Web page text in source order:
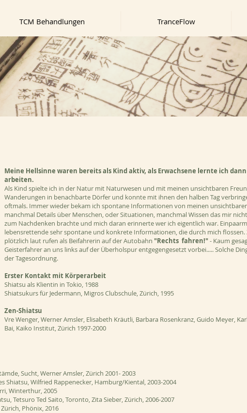
TCM Behandlungen TranceFlow
Meine Hellsinne waren bereits als Kind aktiv, als Erwachsene lernte ich
arbeiten.
Als Kind spielte ich in der Natur mit Naturwesen und mit meinen unsichtbaren
Wanderungen in benachbarte Dörfer und konnte mit ihnen den halben Tag
oftmals. Immer wieder bekam ich spontane Informationen von meinen
manchmal Details über Menschen, oderSituationen, manchmal Wissen das mir
zum Nachdenken brachte und mich daran erinnerte wer ich eigentlich war.
lebensrettende sehr spontane und konkrete Informationen, die durch mich flossen.
plötzlich laut rufen als Beifahrerin auf der Autobahn "Rechts fahren!"- Kaum
Geisterfahrer an uns links auf der Überholspurentgegengesetzt vorbei..... Solche
der Tagesordnung.
Erster Kontakt mit Körperarbeit
Shiatsu als Klientin in Tokio, 1988
Shiatsukurs für Jedermann, Migros Clubschule, Zürich, 1995
Zen-Shiatsu
Vre Wenger, Werner Amsler, Elisabeth Kräutli, Barbara Rosenkranz, Guido Meyer,
Bai, Kaiko Institut, Zürich 1997-2000
Sucht, Werner Amsler, Zürich 2001- 2003
Shiatsu, Wilfried Rappenecker, Hamburg/Kiental, 2003-2004
Winterthur, 2005
Tetsuro Ted Saito, Toronto, Zita Sieber, Zürich, 2006-2007
Phönix, 2016